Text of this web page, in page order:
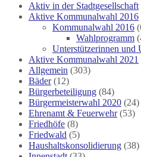
Aktiv in der Stadtgesellschaft
Aktive Kommunalwahl 2016
Kommunalwahl 2016
Wahlprogramm
Unterstützerinnen und
Aktive Kommunalwahl 2021
Allgemein (303)
Bäder(12)
Bürgerbeteiligung (84)
Bürgermeisterwahl 2020 (24)
Ehrenamt & Feuerwehr(53)
Friedhöfe (8)
Friedwald (5)
Haushaltskonsolidierung (38)